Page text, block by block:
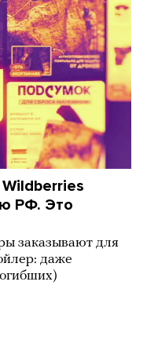
РФ. Это
заказывают для
даже